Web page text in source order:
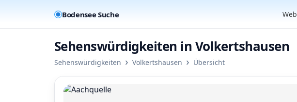
Bodensee Suche Web
Sehenswürdigkeiten in Volkertshausen
Sehenswürdigkeiten › Volkertshausen › Übersicht